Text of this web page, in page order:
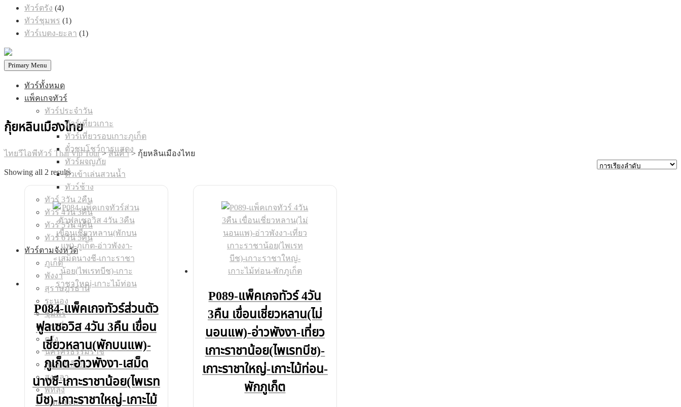
ทัวร์ตรัง 44
สินค้า
ทัวร์ชุมพร 11
สินค้า
ทัวร์เบตง-ยะลา 11
Primary Menu
ทัวร์ทั้งหมด
แพ็คเกจทัวร์
ทัวร์ประจำวัน
ทัวร์เที่ยวเกาะ
ทัวร์เที่ยวรอบเกาะภูเก็ต
ตั๋วชมโชว์การแสดง
ทัวร์ผจญภัย
ตั๋วเข้าเล่นสวนน้ำ
ทัวร์ช้าง
ทัวร์ 3วัน 2คืน
ทัวร์ 4วัน 3คืน
ทัวร์ 5วัน 4คืน
ทัวร์ 6วัน 5คืน
ทัวร์ตามจังหวัด
ภูเก็ต
พังงา
สุราษฎร์ธานี
ระนอง
ชุมพร
กระบี่
ตรัง
นครศรีธรรมราช
สตูล (หลีเป๊ะ)
สงขลา
พัทลุง
เบตง-ยะลา
กุ้ยหลินเมืองไทย
ไทยวีไอพีทัวร์ Thai Vip Tour>สินค้า> กุ้ยหลินเมืองไทย
Showing all 2 results
P084-แพ็คเกจทัวร์ส่วนตัว
ฟูลเซอวิส 4วัน 3คืน เขื่อน
เชี่ยวหลาน(พักบนแพ)-
ภูเก็ต-อ่าวพังงา-เสม็ด
นางชี-เกาะราชาน้อย(ไพเรท
บีช)-เกาะราชาใหญ่-เกาะไม้
P089-แพ็คเกจทัวร์ 4วัน
3คืน เขื่อนเชี่ยวหลาน(ไม่
นอนแพ)-อ่าวพังงา-เที่ยว
เกาะราชาน้อย(ไพเรทบีช)-
เกาะราชาใหญ่-เกาะไม้ท่อน-
พักภูเก็ต